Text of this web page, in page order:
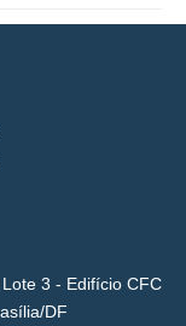
3 - Edifício CFC
DF